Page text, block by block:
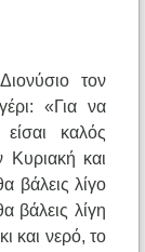
τον
«Για να
καλός
Κυριακή και
βάλεις λίγο
βάλεις λίγη
και νερό, το